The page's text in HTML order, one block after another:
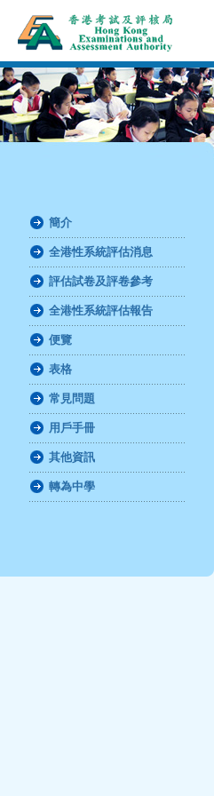
簡介
全港性系統評估消息
評估試卷及評卷參考
全港性系統評估報告
便覽
表格
常見問題
用戶手冊
其他資訊
轉為中學